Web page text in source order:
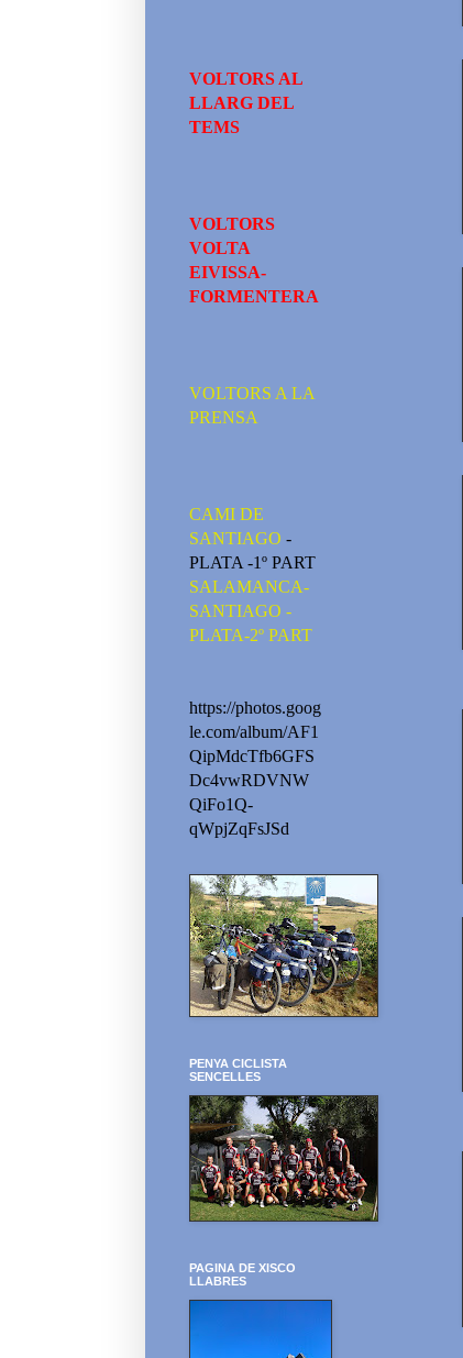
VOLTORS AL
LLARG DEL
TEMS
VOLTORS
VOLTA
EIVISSA-
FORMENTERA
VOLTORS A LA
PRENSA
CAMI DE
SANTIAGO -
PLATA -1º PART
SALAMANCA-
SANTIAGO -
PLATA-2º PART
https://photos.goog
le.com/album/AF1
QipMdcTfb6GFS
Dc4vwRDVNW
QiFo1Q-
qWpjZqFsJSd
PENYA CICLISTA
SENCELLES
PAGINA DE XISCO
LLABRES